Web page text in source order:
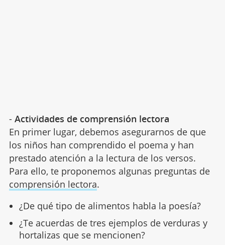
- Actividades de comprensión lectora
En primer lugar, debemos asegurarnos de que
los niños han comprendido el poema y han
prestado atención a la lectura de los versos.
Para ello, te proponemos algunas preguntas de
comprensión lectora.
¿De qué tipo de alimentos habla la poesía?
¿Te acuerdas de tres ejemplos de verduras y
hortalizas que se mencionen?